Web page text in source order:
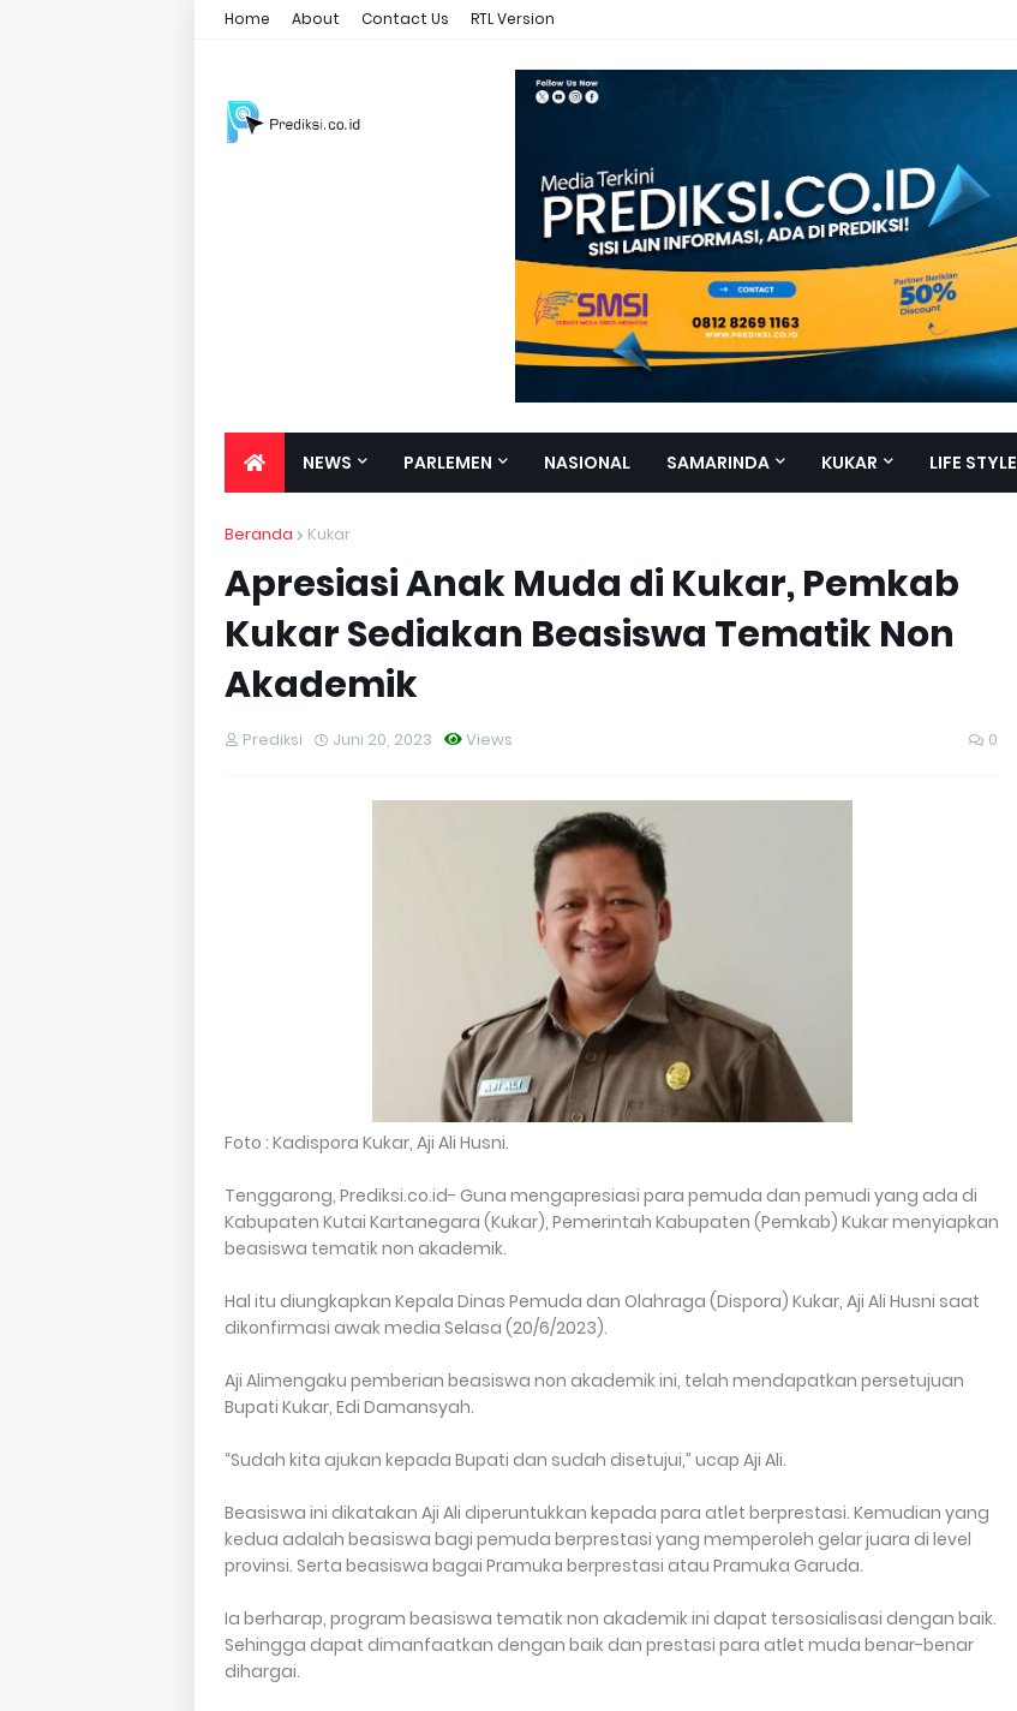
Home About Contact Us RTL Version
NEWS PARLEMEN NASIONAL SAMARINDA KUKAR LIFE STYLE
Beranda Kukar
Apresiasi Anak Muda di Kukar, Pemkab
Kukar Sediakan Beasiswa Tematik Non
Akademik
Prediksi Views
Juni 20, 2023 0
Foto : Kadispora Kukar, Aji Ali Husni.
Tenggarong, Prediksi.co.id- Guna mengapresiasi para pemuda dan pemudi yang ada di
Kabupaten Kutai Kartanegara (Kukar), Pemerintah Kabupaten (Pemkab) Kukar menyiapkan
beasiswa tematik non akademik.
Hal itu diungkapkan Kepala Dinas Pemuda dan Olahraga (Dispora) Kukar, Aji Ali Husni saat
dikonfirmasi awak media Selasa (20/6/2023).
Aji Alimengaku pemberian beasiswa non akademik ini, telah mendapatkan persetujuan
Bupati Kukar, Edi Damansyah.
“Sudah kita ajukan kepada Bupati dan sudah disetujui,” ucap Aji Ali.
Beasiswa ini dikatakan Aji Ali diperuntukkan kepada para atlet berprestasi. Kemudian yang
kedua adalah beasiswa bagi pemuda berprestasi yang memperoleh gelar juara di level
provinsi. Serta beasiswa bagai Pramuka berprestasi atau Pramuka Garuda.
Ia berharap, program beasiswa tematik non akademik ini dapat tersosialisasi dengan baik.
Sehingga dapat dimanfaatkan dengan baik dan prestasi para atlet muda benar-benar
dihargai.